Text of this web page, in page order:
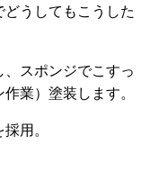
どうしてもこうした
スポンジでこすっ
業）塗装します。
用。